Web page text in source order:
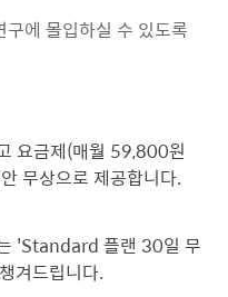
에 몰입하실 수 있도록
요금제(매월 59,800원
무상으로 제공합니다.
'Standard 플랜 30일 무
겨드립니다.